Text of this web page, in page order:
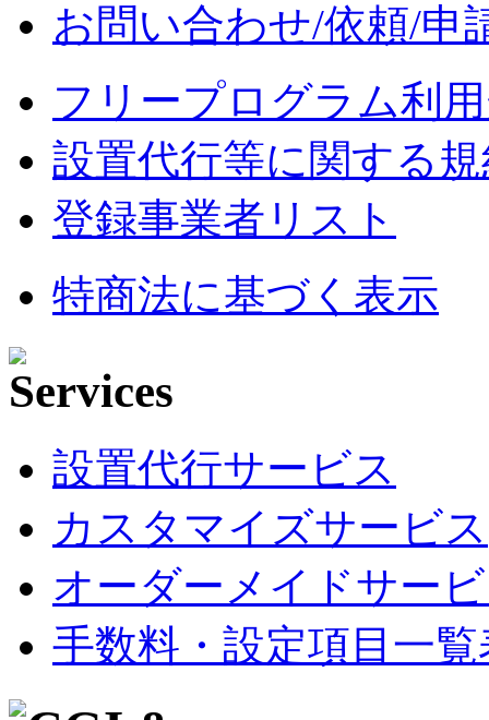
お問い合わせ/依頼/申
フリープログラム利
設置代行等に関する
登録事業者リスト
特商法に基づく表示
設置代行サービス
カスタマイズサービス
オーダーメイドサー
手数料・設定項目一覧